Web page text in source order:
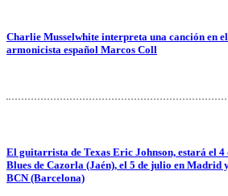
Charlie Musselwhite interpreta una canción en
armonicista español Marcos Coll
El guitarrista de Texas Eric Johnson, estará el 4
Blues de Cazorla (Jaén), el 5 de julio en Madrid
BCN (Barcelona)